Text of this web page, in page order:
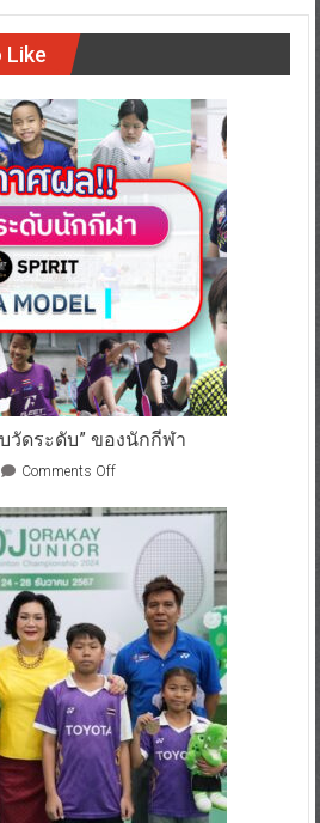
Like
วัดระดับ” ของนักกีฬา
Comments Off